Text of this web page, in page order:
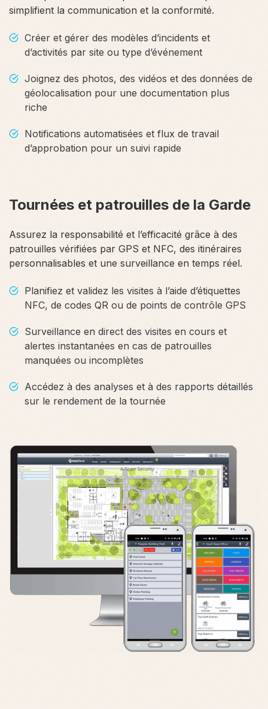
simplifient la communication et la conformité.
Créer et gérer des modèles d’incidents et
d’activités par site ou type d’événement
Joignez des photos, des vidéos et des données de
géolocalisation pour une documentation plus
riche
Notifications automatisées et flux de travail
d’approbation pour un suivi rapide
Tournées et patrouilles de la Garde
Assurez la responsabilité et l’efficacité grâce à des
patrouilles vérifiées par GPS et NFC, des itinéraires
personnalisables et une surveillance en temps réel.
Planifiez et validez les visites à l’aide d’étiquettes
NFC, de codes QR ou de points de contrôle GPS
Surveillance en direct des visites en cours et
alertes instantanées en cas de patrouilles
manquées ou incomplètes
Accédez à des analyses et à des rapports détaillés
sur le rendement de la tournée